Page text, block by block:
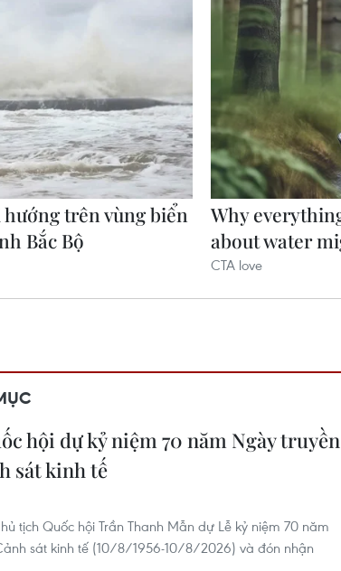
hội dự kỷ niệm 70 năm Ngày truyền
sát kinh tế
tịch Quốc hội Trần Thanh Mẫn dự Lễ kỷ niệm 70 năm
sát kinh tế (10/8/1956-10/8/2026) và đón nhận